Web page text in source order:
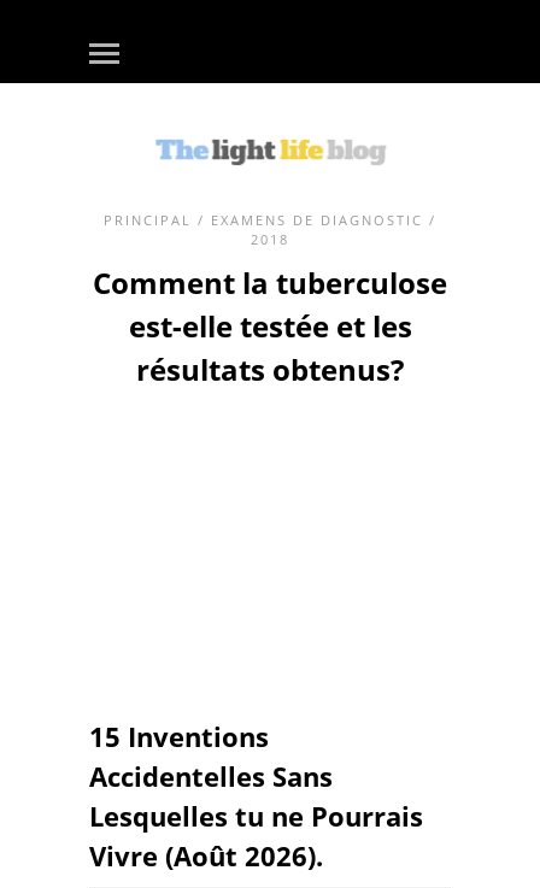
PRINCIPAL / EXAMENS DE DIAGNOSTIC /
2018
Comment la tuberculose
est-elle testée et les
résultats obtenus?
15 Inventions
Accidentelles Sans
Lesquelles tu ne Pourrais
Vivre (Août 2026).